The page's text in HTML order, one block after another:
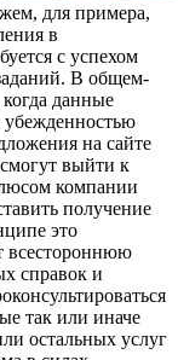
для примера,
в
с успехом
В общем-
данные
убежденностью
на сайте
выйти к
компании
получение
это
всестороннюю
справок и
так или иначе
остальных услуг